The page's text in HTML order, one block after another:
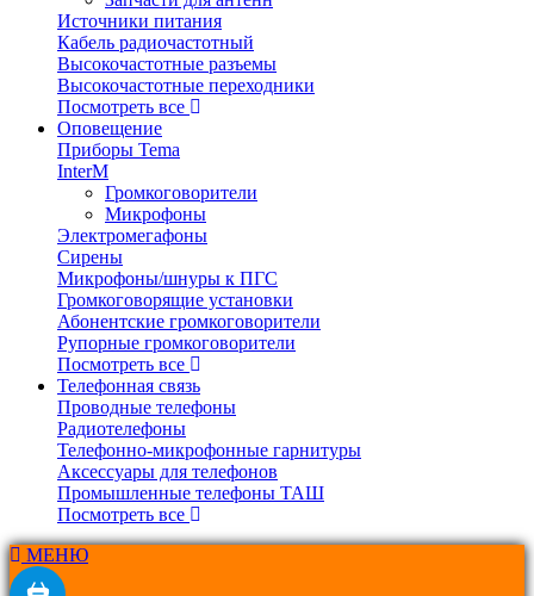
Источники питания
Кабель радиочастотный
Высокочастотные разъемы
Высокочастотные переходники
Посмотреть все
Оповещение
Приборы Tema
InterM
Громкоговорители
Микрофоны
Электромегафоны
Сирены
Микрофоны/шнуры к ПГС
Громкоговорящие установки
Абонентские громкоговорители
Рупорные громкоговорители
Посмотреть все
Телефонная связь
Проводные телефоны
Радиотелефоны
Телефонно-микрофонные гарнитуры
Аксессуары для телефонов
Промышленные телефоны ТАШ
Посмотреть все
МЕНЮ